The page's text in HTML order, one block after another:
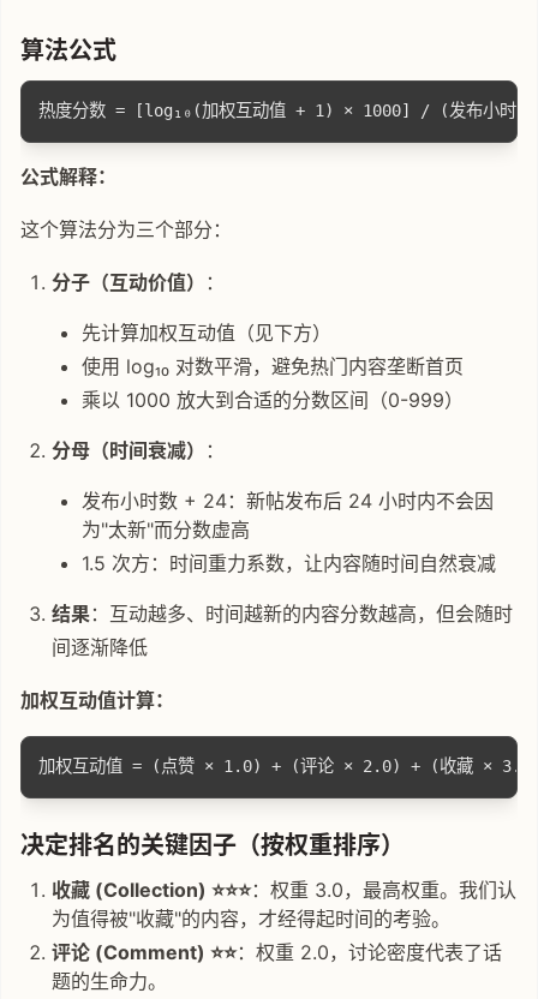
算法公式
公式解释：
这个算法分为三个部分：
分子（互动价值） ：
先计算加权互动值（见下方）
使用 log₁₀ 对数平滑，避免热门内容垄断首页
乘以 1000 放大到合适的分数区间（0-999）
分母（时间衰减） ：
发布小时数 + 24：新帖发布后 24 小时内不会因
为"太新"而分数虚高
1.5 次方：时间重力系数，让内容随时间自然衰减
结果：互动越多、时间越新的内容分数越高，但会随时
间逐渐降低
加权互动值计算：
决定排名的关键因子（按权重排序）
收藏 (Collection) ⭐⭐⭐：权重 3.0，最高权重。我们认
为值得被"收藏"的内容，才经得起时间的考验。
评论 (Comment) ⭐⭐：权重 2.0，讨论密度代表了话
题的生命力。